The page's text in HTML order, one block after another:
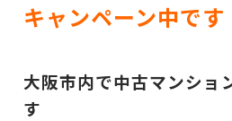
キャンペーン中です
大阪市内で中古マンショ
す